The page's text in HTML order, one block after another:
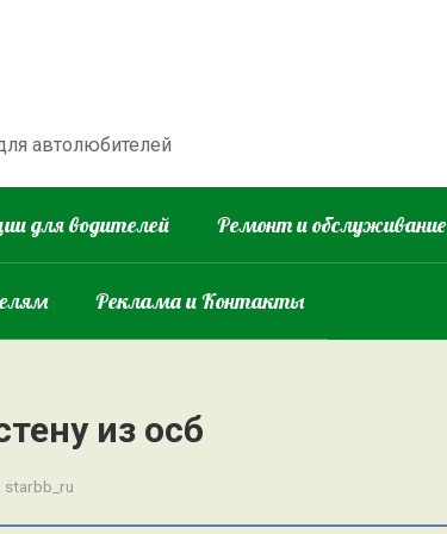
автолюбителей
для водителей Ремонт и обслуживание
Реклама и Контакты
из осб
starbb_ru